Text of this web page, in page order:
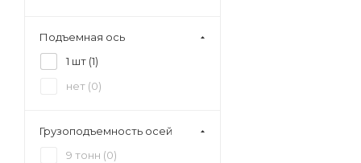
Подъемная ось
1 шт (1)
нет (0)
Грузоподъемность осей
9 тонн (0)